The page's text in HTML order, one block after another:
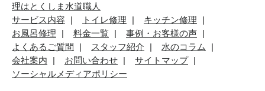
理はとくしま水道職人
サービス内容
トイレ修理
キッチン修理
お風呂修理
料金一覧
事例・お客様の声
よくあるご質問
スタッフ紹介
水のコラム
会社案内
お問い合わせ
サイトマップ
ソーシャルメディアポリシー